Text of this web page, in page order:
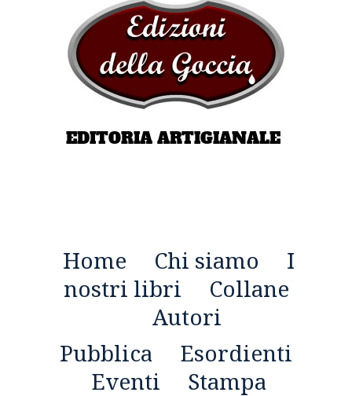
EDITORIA ARTIGIANALE
Home Chi siamo
I
nostri libri
Collane
Autori
Pubblica
Esordienti
Eventi
Stampa